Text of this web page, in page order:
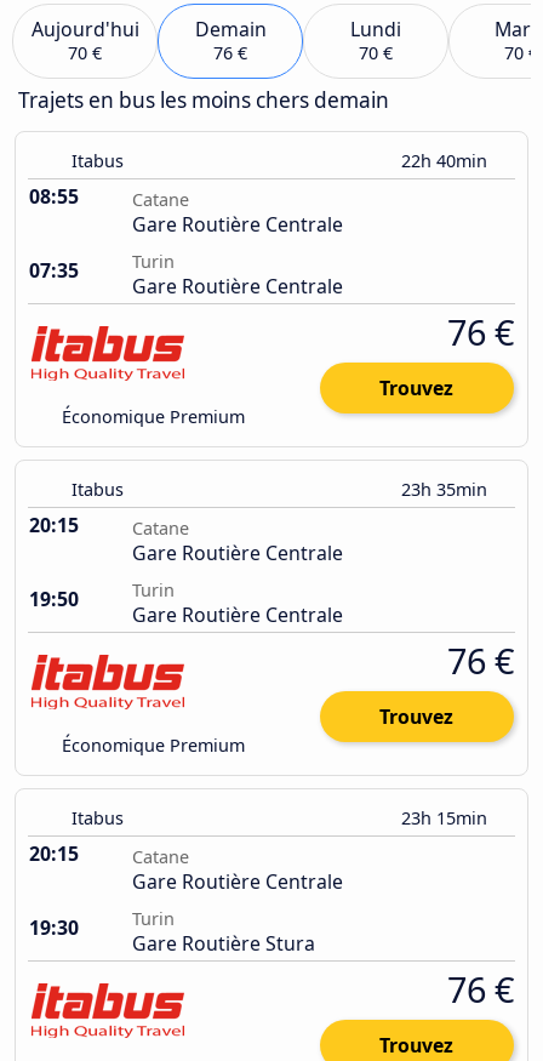
Aujourd'hui
70 €
Demain
76 €
Lundi
70 € 70 €
Trajets en bus les moins chers demain
Itabus 22h 40min
08:55 Catane
Gare Routière Centrale
07:35
Turin
Gare Routière Centrale
Économique Premium
76 €
Trouvez
Itabus 23h 35min
20:15 Catane
Gare Routière Centrale
19:50
Turin
Gare Routière Centrale
Économique Premium
76 €
Trouvez
Itabus 23h 15min
20:15 Catane
Gare Routière Centrale
19:30
Turin
Gare Routière Stura
76 €
Trouvez